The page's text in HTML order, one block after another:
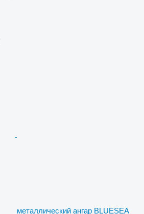
металлический ангар BLUESEA